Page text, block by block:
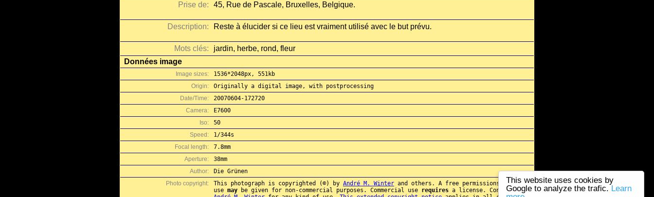
This website uses cookies by
Google to analyze the trafic. Learn
Prise de:
45, Rue de Pascale, Bruxelles, Belgique.
Description: Reste à élucider si ce lieu est vraiment utilisé avec le but prévu.
Mots clés:
jardin, herbe, rond, fleur
Données image
Image sizes:
1536*2048px, 551kb
Origin:
Originally a digital image, with postprocessing
Date/Time:
20070604-172720
Camera:
E7600
Iso:
50
Speed:
1/344s
Focal length:
7.8mm
Aperture:
38mm
Author:
Die Grünen
Photo copyright:
This photograph is copyrighted (©) by André M. Winter and others. A free permissions for re-
use may be given for non-commercial purposes. Commercial use requires a license. Contact